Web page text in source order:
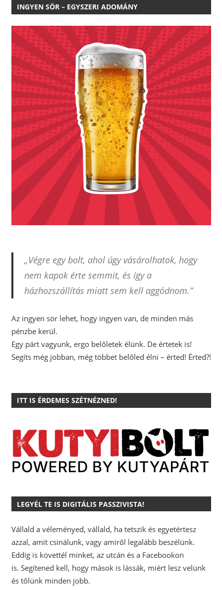
INGYEN SÖR – EGYSZERI ADOMÁNY
„Végre egy bolt, ahol úgy vásárolhatok, hogy
nem kapok érte semmit, és így a
házhozszállítás miatt sem kell aggódnom.”
Az ingyen sör lehet, hogy ingyen van, de minden más
pénzbe kerül.
Egy párt vagyunk, ergo belőletek élünk. De értetek is!
Segíts még jobban, még többet belőled élni – érted! Érted?!
ITT IS ÉRDEMES SZÉTNÉZNED!
LEGYÉL TE IS DIGITÁLIS PASSZIVISTA!
Vállald a véleményed, vállald, ha tetszik és egyetértesz
azzal, amit csinálunk, vagy amiről legalább beszélünk.
Eddig is követtél minket, az utcán és a Facebookon
is. Segítened kell, hogy mások is lássák, miért lesz velünk
és tőlünk minden jobb.